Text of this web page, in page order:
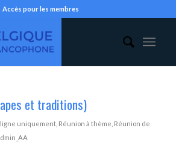
Accès pour les membres
et traditions)
ligne uniquement, Réunion à thème Réunion de